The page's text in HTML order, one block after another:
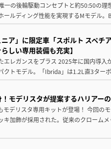
一の後輪駆動コンセプトと約50:50の
ールディング性能を実現するMモデル
ア」に限定車「スポルト スペチ
しい専用装備も充実】
エレガンスをプラス 2025年に国内導入
クトモデル。「Ibrida」は1.2L直3ター
モデリスタが提案するハリアー
モデリスタ専用キットが登場！ 今回の
キ加飾が採用された。従来のクローム